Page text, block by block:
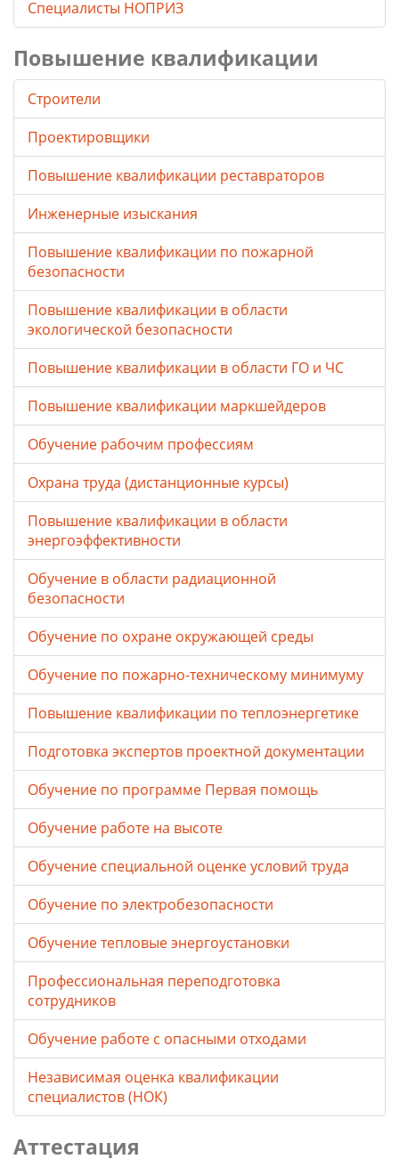
Специалисты НОПРИЗ
Повышение квалификации
Строители
Проектировщики
Повышение квалификации реставраторов
Инженерные изыскания
Повышение квалификации по пожарной
безопасности
Повышение квалификации в области
экологической безопасности
Повышение квалификации в области ГО и ЧС
Повышение квалификации маркшейдеров
Обучение рабочим профессиям
Охрана труда (дистанционные курсы)
Повышение квалификации в области
энергоэффективности
Обучение в области радиационной
безопасности
Обучение по охране окружающей среды
Обучение по пожарно-техническому минимуму
Повышение квалификации по теплоэнергетике
Подготовка экспертов проектной документации
Обучение по программе Первая помощь
Обучение работе на высоте
Обучение специальной оценке условий труда
Обучение по электробезопасности
Обучение тепловые энергоустановки
Профессиональная переподготовка
сотрудников
Обучение работе с опасными отходами
Независимая оценка квалификации
специалистов (НОК)
Аттестация